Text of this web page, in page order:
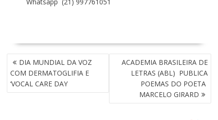
N
A
V
E
DIA MUNDIAL DA VOZ
COM DERMATOGLIFIA E
‘VOCAL CARE DAY
ACADEMIA BRASILEIRA DE
LETRAS (ABL) PUBLICA
POEMAS DO POETA
MARCELO GIRARD